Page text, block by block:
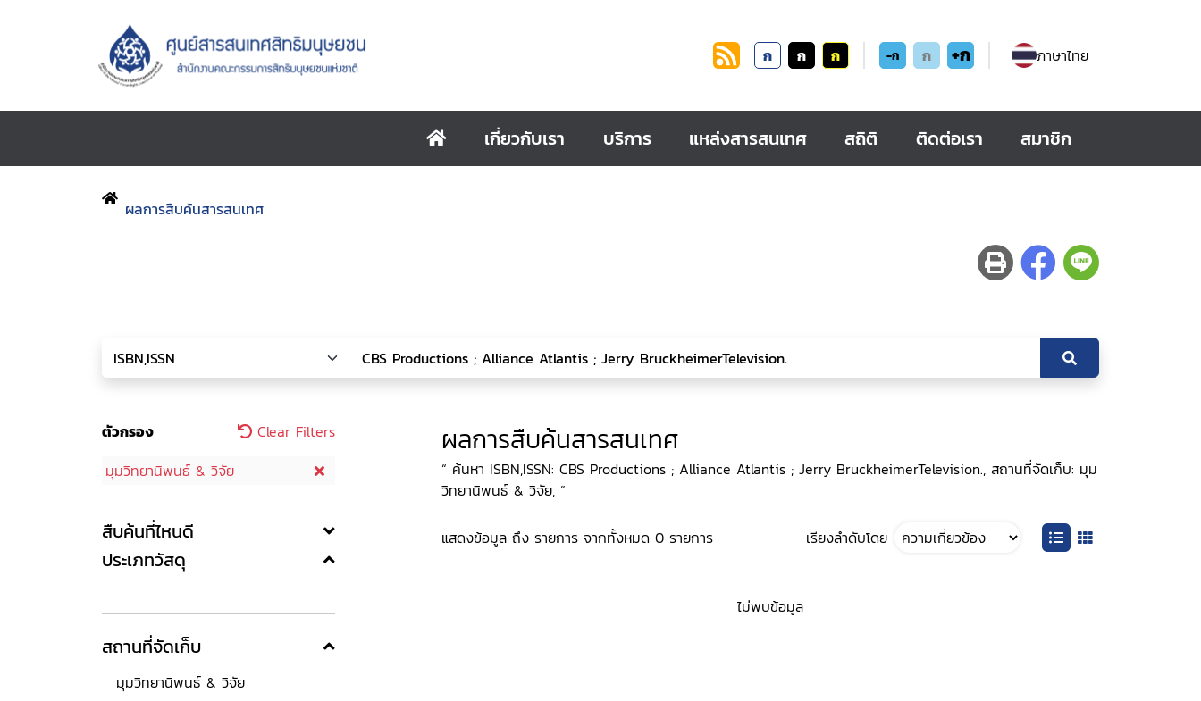
ก ก ก -ก ก +ก ภาษาไทย
เกี่ยวกับเรา บริการ แหล่งสารสนเทศ สถิติ ติดต่อเรา สมาชิก
ผลการสืบค้นสารสนเทศ
ตัวกรอง
Clear Filters
มุมวิทยานิพนธ์ & วิจัย
สืบค้นที่ไหนดี
ประเภทวัสดุ
สถานที่จัดเก็บ
มุมวิทยานิพนธ์ & วิจัย
ผลการสืบค้นสารสนเทศ
“ ค้นหา ISBN,ISSN: CBS Productions ; Alliance Atlantis ; Jerry BruckheimerTelevision., สถานที่จัดเก็บ: มุม
วิทยานิพนธ์ & วิจัย, ”
แสดงข้อมูล ถึง รายการ จากทั้งหมด 0 รายการ เรียงลำดับโดย
ไม่พบข้อมูล